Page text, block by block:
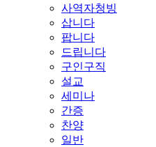
사역자청빙
삽니다
팝니다
드립니다
구인구직
설교
세미나
간증
찬양
일반